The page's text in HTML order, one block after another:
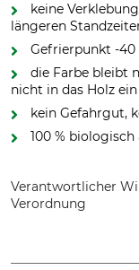
keine
längeren
Gefrierpunkt -40
die Farbe bleibt
nicht in das Holz ein
kein Gefahrgut,
100 % biologisch
Verantwortlicher
Verordnung
www.grube.de